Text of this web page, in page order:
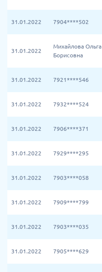
31.01.2022 7904****502
31.01.2022
Михайлова Ольга
Борисовна
31.01.2022 7921****546
31.01.2022 7932****524
31.01.2022 7906****371
31.01.2022 7929****295
31.01.2022 7903****058
31.01.2022 7909****799
31.01.2022 7903****035
31.01.2022 7905****629